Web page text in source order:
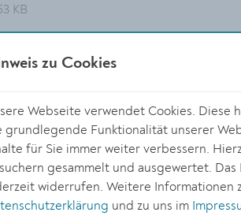
KB
der
© Stadt
zu Cookies
Webseite verwendet Cookies.
grundlegende Funktionalität unserer
für Sie immer weiter verbessern.
gesammelt und ausgewertet.
widerrufen. Weitere Informationen
und zu uns im